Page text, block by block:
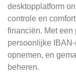
desktopplatform
controle en
financiën. Met een
persoonlijke
opnemen, en
beheren.